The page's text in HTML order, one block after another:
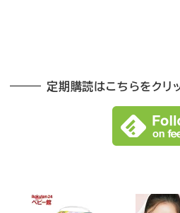
定期購読はこちらをクリ